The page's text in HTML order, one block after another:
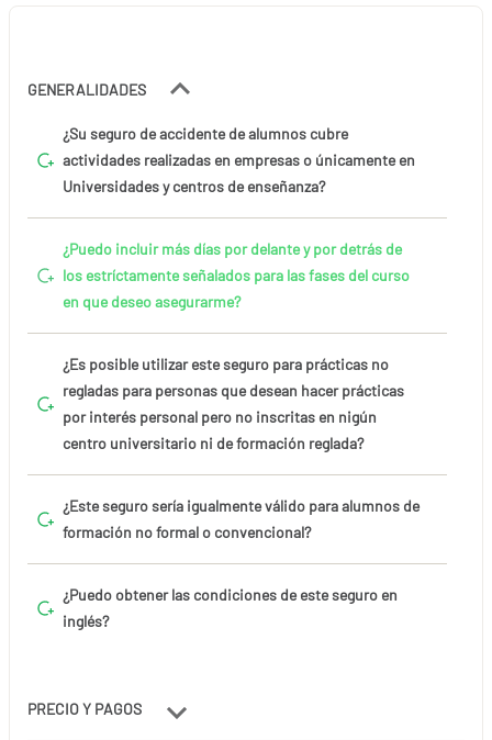
GENERALIDADES
¿Su seguro de accidente de alumnos cubre
actividades realizadas en empresas o únicamente en
Universidades y centros de enseñanza?
¿Puedo incluir más días por delante y por detrás de
los estríctamente señalados para las fases del curso
en que deseo asegurarme?
¿Es posible utilizar este seguro para prácticas no
regladas para personas que desean hacer prácticas
por interés personal pero no inscritas en nigún
centro universitario ni de formación reglada?
¿Este seguro sería igualmente válido para alumnos de
formación no formal o convencional?
¿Puedo obtener las condiciones de este seguro en
inglés?
PRECIO Y PAGOS